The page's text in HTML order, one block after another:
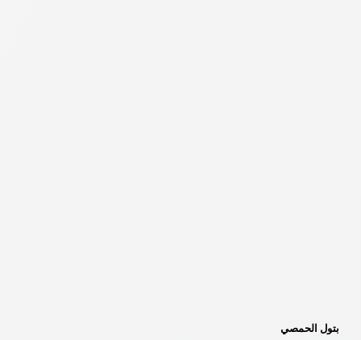
بتول الحمصي